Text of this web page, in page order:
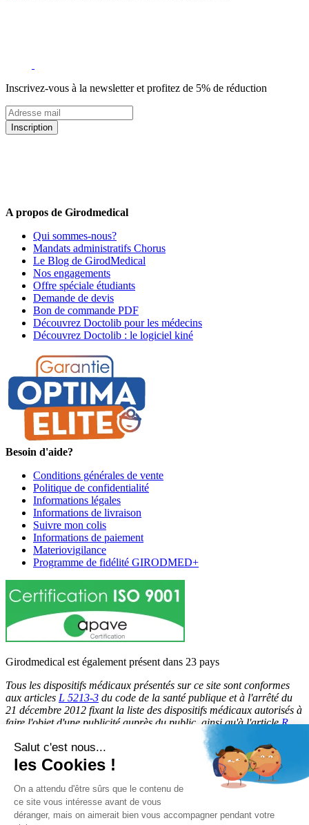
Inscrivez-vous à la newsletter et profitez de 5% de réduction
Inscription
A propos de Girodmedical
Qui sommes-nous?
Mandats administratifs Chorus
Le Blog de GirodMedical
Nos engagements
Offre spéciale étudiants
Demande de devis
Bon de commande PDF
Découvrez Doctolib pour les médecins
Découvrez Doctolib : le logiciel kiné
Besoin d'aide?
Conditions générales de vente
Politique de confidentialité
Informations légales
Informations de livraison
Suivre mon colis
Informations de paiement
Materiovigilance
Programme de fidélité GIRODMED+
Girodmedical est également présent dans 23 pays
Tous les dispositifs médicaux présentés sur ce site sont conformes
aux articles L 5213-3 du code de la santé publique et à l'arrêté du
21 décembre 2012 fixant la liste des dispositifs médicaux autorisés à
faire l'objet d'une publicité auprès du public, ainsi qu'à l'articleR
du code de la santé publique. Par conséquent, ils peuvent
être légalement promus et rendus accessibles au public.
© 2026 Girodmedical. Tous droits réservés.
Paiement 100 % sécurisé !
Salut c'est nous...
les Cookies !
On a attendu d'être sûrs que le contenu de
ce site vous intéresse avant de vous
déranger, mais on aimerait bien vous accompagner pendant votre